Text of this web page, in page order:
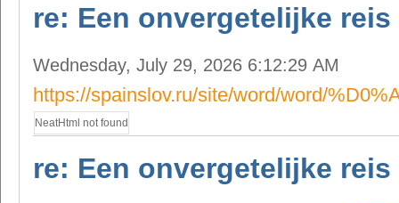
re: Een onvergetelijke reis
Wednesday, July 29, 2026 6:12:29 AM
https://spainslov.ru/site/word/word/
NeatHtml not found
re: Een onvergetelijke reis